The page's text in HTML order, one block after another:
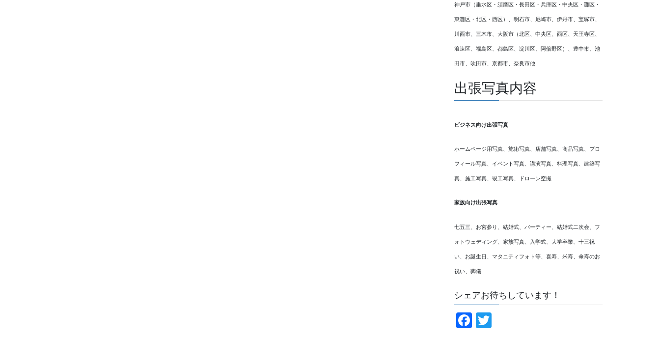
神戸市（垂水区・須磨区・長田区・兵庫区・中央区・灘区・
東灘区・北区・西区）、明石市、尼崎市、伊丹市、宝塚市、
川西市、三木市、大阪市（北区、中央区、西区、天王寺区、
浪速区、福島区、都島区、淀川区、阿倍野区）、豊中市、池
田市、吹田市、京都市、奈良市他
出張写真内容
ビジネス向け出張写真
ホームページ用写真、施術写真、店舗写真、商品写真、プロ
フィール写真、イベント写真、講演写真、料理写真、建築写
真、施工写真、竣工写真、ドローン空撮
家族向け出張写真
七五三、お宮参り、結婚式、パーティー、結婚式二次会、フ
ォトウェディング、家族写真、入学式、大学卒業、十三祝
い、お誕生日、マタニティフォト等、喜寿、米寿、傘寿のお
祝い、葬儀
シェアお待ちしています！
F